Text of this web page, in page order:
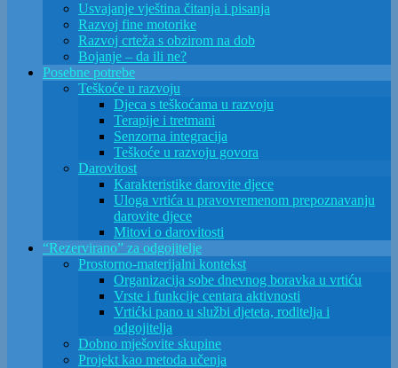
Usvajanje vještina čitanja i pisanja
Razvoj fine motorike
Razvoj crteža s obzirom na dob
Bojanje – da ili ne?
Posebne potrebe
Teškoće u razvoju
Djeca s teškoćama u razvoju
Terapije i tretmani
Senzorna integracija
Teškoće u razvoju govora
Darovitost
Karakteristike darovite djece
Uloga vrtića u pravovremenom prepoznavanju
darovite djece
Mitovi o darovitosti
“Rezervirano” za odgojitelje
Prostorno-materijalni kontekst
Organizacija sobe dnevnog boravka u vrtiću
Vrste i funkcije centara aktivnosti
Vrtićki pano u službi djeteta, roditelja i
odgojitelja
Dobno mješovite skupine
Projekt kao metoda učenja